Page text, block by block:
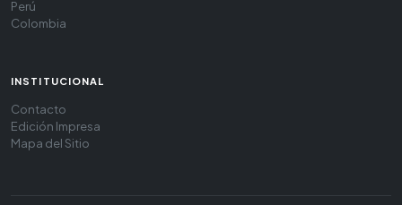
Perú
Colombia
INSTITUCIONAL
Contacto
Edición Impresa
Mapa del Sitio